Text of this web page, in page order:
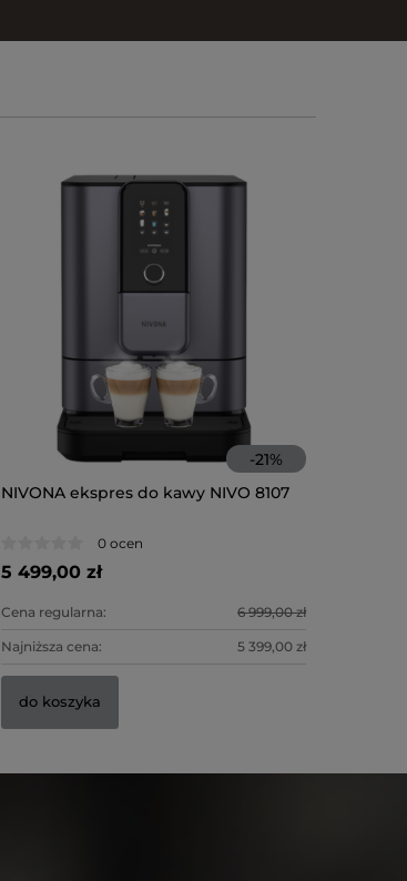
-21%
NIVONA ekspres do kawy NIVO 8107
0 ocen
5 499,00 zł
Cena regularna: 6 999,00 zł
Najniższa cena: 5 399,00 zł
do koszyka